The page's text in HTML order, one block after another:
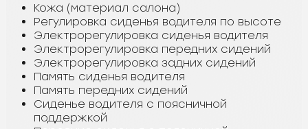
Кожа (материал салона)
Регулировка сиденья водителя по высоте
Электрорегулировка сиденья водителя
Электрорегулировка передних сидений
Электрорегулировка задних сидений
Память сиденья водителя
Память передних сидений
Сиденье водителя с поясничной
поддержкой